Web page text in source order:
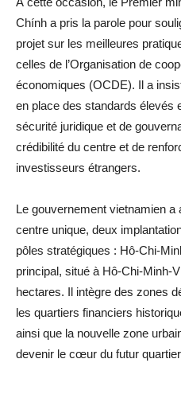
Chính a pris la parole pour
projet sur les meilleures
celles de l’Organisation de
économiques (OCDE). Il a
en place des standards élevés
sécurité juridique et de
crédibilité du centre et de
investisseurs étrangers.
Le gouvernement vietnamien a
centre unique, deux
pôles stratégiques : Hô-Chi-
principal, situé à Hô-Chi-Minh-
hectares. Il intègre des zones
les quartiers financiers
ainsi que la nouvelle zone
devenir le cœur du futur